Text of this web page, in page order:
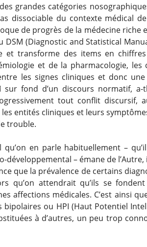
grandes catégories
dissociable du contexte médical
de progrès de la médecine riche
DSM (Diagnostic and Statistical
et transforme des items en
et de la pharmacologie, les
les signes cliniques et donc une
sur fond d’un discours normatif,
tout conflit discursif,
entités cliniques et leurs
trouble.
qu’on en parle habituellement –
développemental – émane de l’Autre,
que la prévalence de certains
qu’on attendrait qu’ils se
affections médicales. C’est ainsi
bipolaires ou HPI (Haut Potentiel
à d’autres, un peu trop